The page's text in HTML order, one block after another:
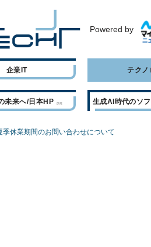
Powered by
企業IT テクノ
未来へ/日本HP 生成AI時代のソ
季休業期間のお問い合わせについて